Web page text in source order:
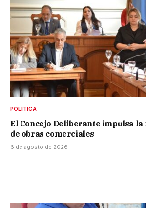
POLÍTICA
El Concejo Deliberante impulsa
de obras comerciales
6 de agosto de 2026